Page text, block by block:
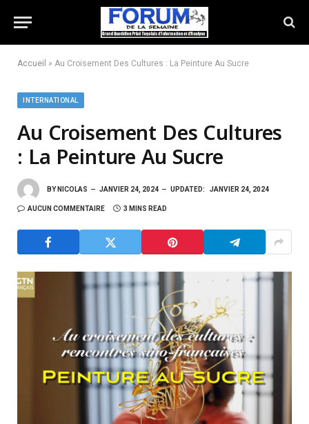
Accueil » Au Croisement Des Cultures : La Peinture Au Sucre
INTERNATIONAL
Au Croisement Des Cultures
: La Peinture Au Sucre
BY NICOLAS JANVIER 24, 2024 UPDATED: JANVIER 24, 2024
AUCUN COMMENTAIRE 3 MINS READ